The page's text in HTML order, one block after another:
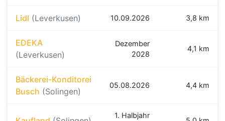
Lidl (Leverkusen) 10.09.2026 3,8 km
EDEKA
(Leverkusen)
Dezember
2028
4,1 km
Bäckerei-Konditorei
Busch (Solingen)
05.08.2026 4,4 km
1. Halbjahr